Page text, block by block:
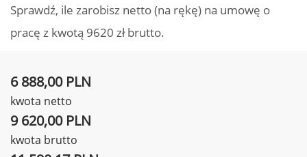
Sprawdź, ile zarobisz netto (na rękę) na umowę o
pracę z kwotą 9620 zł brutto.
6 888,00 PLN
kwota netto
9 620,00 PLN
kwota brutto